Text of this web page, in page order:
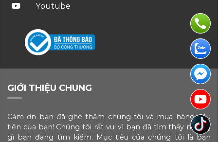
Youtube
GIỚI THIỆU CHUNG
Cảm ơn bạn đã ghé thăm chúng tôi và mua hàng đầu
tiên của bạn! Chúng tôi rất vui vì bạn đã tìm thấy những
gì bạn đang tìm kiếm. Mục tiêu của chúng tôi là bạn